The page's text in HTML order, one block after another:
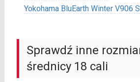
Yokohama BluEarth Winter V906
Sprawdź inne
średnicy 18 cali